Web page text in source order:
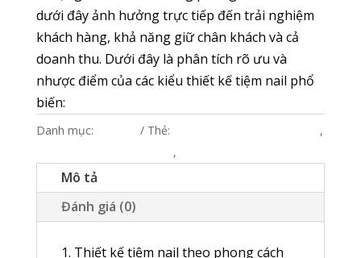
dưới đây ảnh hưởng trực tiếp đến trải nghiệm
khách hàng, khả năng giữ chân khách và cả
doanh thu. Dưới đây là phân tích rõ ưu và
nhược điểm của các kiểu thiết kế tiệm nail phổ
biến:
Danh mục: Thẻ:
,
,
Mô tả
Đánh giá (0)
Thiết kế tiệm nail theo phong cách